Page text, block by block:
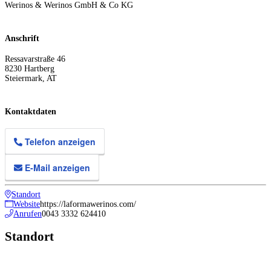
Werinos & Werinos GmbH & Co KG
Anschrift
Ressavarstraße 46
8230 Hartberg
Steiermark, AT
Kontaktdaten
Telefon anzeigen
E-Mail anzeigen
Standort
Websitehttps://laformawerinos.com/
Anrufen0043 3332 624410
Standort